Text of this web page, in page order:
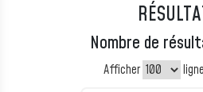
Nombre de
Afficher